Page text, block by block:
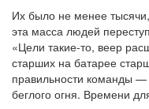
Их было не менее
эта масса людей
«Цели такие-то, веер
старших на батарее
правильности команды —
беглого огня. Времени